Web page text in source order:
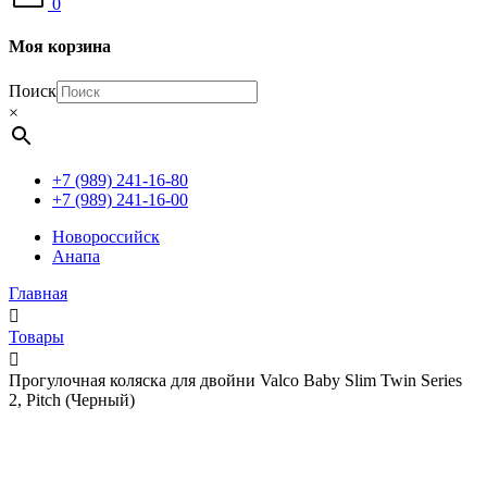
0
Моя корзина
Поиск
×
+7 (989) 241-16-80
+7 (989) 241-16-00
Новороссийск
Анапа
Главная
Товары
Прогулочная коляска для двойни Valco Baby Slim Twin Series
2, Pitch (Черный)